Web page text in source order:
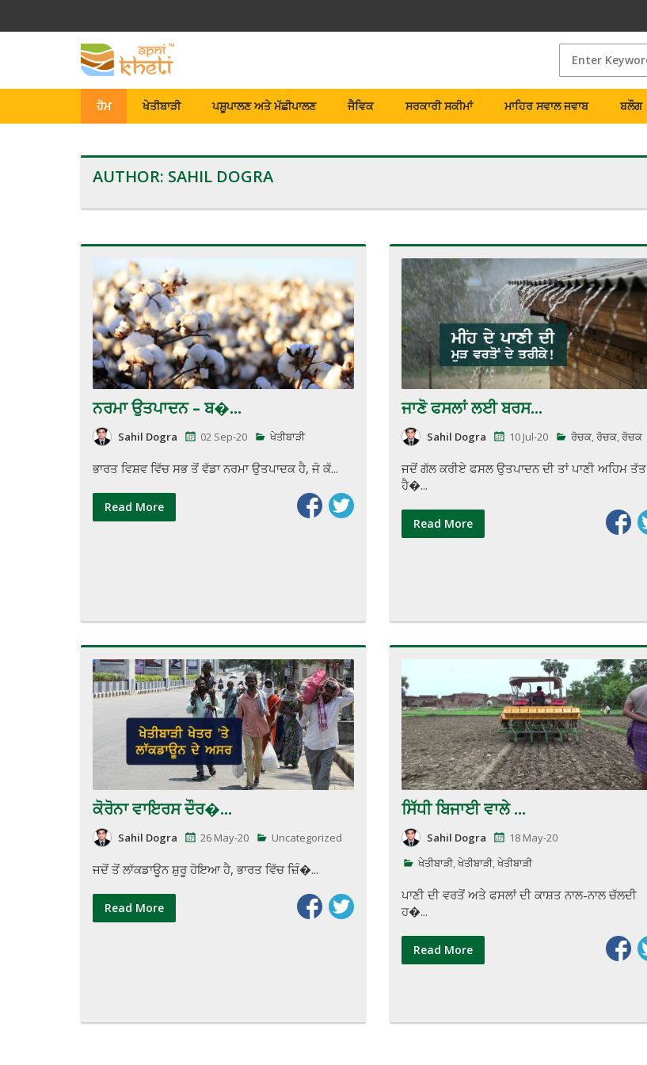
ਹੋਮ ਖੇਤੀਬਾੜੀ ਪਸ਼ੂਪਾਲਣ ਅਤੇ ਮੱਛੀਪਾਲਣ ਜੈਵਿਕ ਸਰਕਾਰੀ ਸਕੀਮਾਂ ਮਾਹਿਰ ਸਵਾਲ ਜਵਾਬ ਬਲੌਗ
AUTHOR: SAHIL DOGRA
ਨਰਮਾ ਉਤਪਾਦਨ – ਬ�...
Sahil Dogra 02 Sep-20 ਖੇਤੀਬਾੜੀ
ਭਾਰਤ ਵਿਸ਼ਵ ਵਿੱਚ ਸਭ ਤੋਂ ਵੱਡਾ ਨਰਮਾ ਉਤਪਾਦਕ ਹੈ, ਜੋ ਕੱ...
Read More
ਜਾਣੋ ਫਸਲਾਂ ਲਈ ਬਰਸ...
Sahil Dogra 10 Jul-20 ਰੋਚਕ ਰੋਚਕ ਰੋਚਕ
ਜਦੋਂ ਗੱਲ ਕਰੀਏ ਫਸਲ ਉਤਪਾਦਨ ਦੀ ਤਾਂ ਪਾਣੀ ਅਹਿਮ ਤੱਤ
ਹੈ�...
Read More
ਕੋਰੋਨਾ ਵਾਇਰਸ ਦੌਰ�...
Sahil Dogra 26 May-20 Uncategorized
ਜਦੋਂ ਤੋਂ ਲਾੱਕਡਾਊਨ ਸ਼ੁਰੂ ਹੋਇਆ ਹੈ, ਭਾਰਤ ਵਿੱਚ ਜ਼ਿੰ�...
Read More
ਸਿੱਧੀ ਬਿਜਾਈ ਵਾਲੇ ...
Sahil Dogra
18 May-20
ਖੇਤੀਬਾੜੀ ਖੇਤੀਬਾੜੀ ਖੇਤੀਬਾੜੀ
ਪਾਣੀ ਦੀ ਵਰਤੋਂ ਅਤੇ ਫਸਲਾਂ ਦੀ ਕਾਸ਼ਤ ਨਾਲ-ਨਾਲ ਚੱਲਦੀ
ਹ�...
Read More